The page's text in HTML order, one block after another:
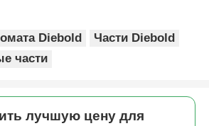
Diebold
Части Diebold
части
лучшую цену для